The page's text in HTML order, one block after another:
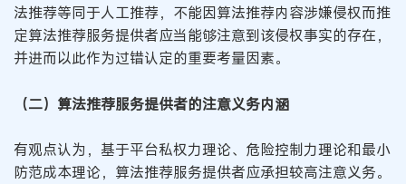
法推荐等同于人工推荐，不能因算法推荐内容涉嫌侵权而推
定算法推荐服务提供者应当能够注意到该侵权事实的存在，
并进而以此作为过错认定的重要考量因素。
（二）算法推荐服务提供者的注意义务内涵
有观点认为，基于平台私权力理论、危险控制力理论和最小
防范成本理论，算法推荐服务提供者应承担较高注意义务。